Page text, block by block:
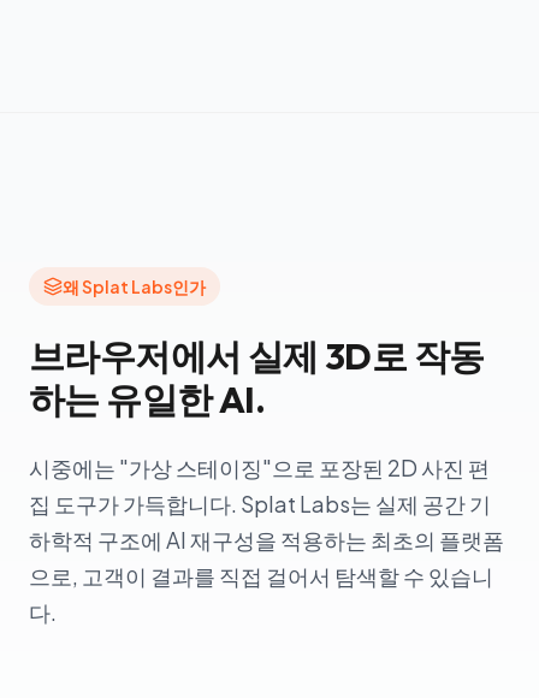
왜 Splat Labs인가
브라우저에서 실제 3D로 작동
하는 유일한 AI.
시중에는 "가상 스테이징"으로 포장된 2D 사진 편
집 도구가 가득합니다. Splat Labs는 실제 공간 기
하학적 구조에 AI 재구성을 적용하는 최초의 플랫폼
으로, 고객이 결과를 직접 걸어서 탐색할 수 있습니
다.